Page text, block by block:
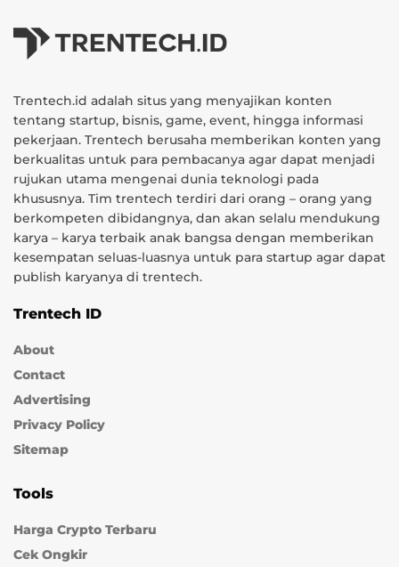
Trentech.id adalah situs yang menyajikan konten
tentang startup, bisnis, game, event, hingga informasi
pekerjaan. Trentech berusaha memberikan konten yang
berkualitas untuk para pembacanya agar dapat menjadi
rujukan utama mengenai dunia teknologi pada
khususnya. Tim trentech terdiri dari orang – orang yang
berkompeten dibidangnya, dan akan selalu mendukung
karya – karya terbaik anak bangsa dengan memberikan
kesempatan seluas-luasnya untuk para startup agar dapat
publish karyanya di trentech.
Trentech ID
About
Contact
Advertising
Privacy Policy
Sitemap
Tools
Harga Crypto Terbaru
Cek Ongkir